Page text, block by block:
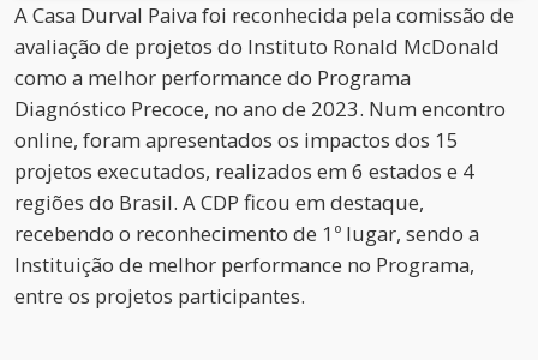
A Casa Durval Paiva foi reconhecida pela comissão de
avaliação de projetos do Instituto Ronald McDonald
como a melhor performance do Programa
Diagnóstico Precoce, no ano de 2023. Num encontro
online, foram apresentados os impactos dos 15
projetos executados, realizados em 6 estados e 4
regiões do Brasil. A CDP ficou em destaque,
recebendo o reconhecimento de 1º lugar, sendo a
Instituição de melhor performance no Programa,
entre os projetos participantes.